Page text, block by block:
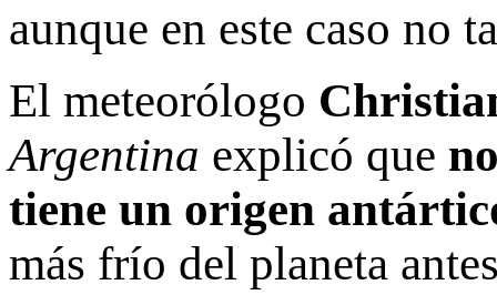
aunque en este caso no
El meteorólogo
Argentina explicó que
tiene un origen
más frío del planeta